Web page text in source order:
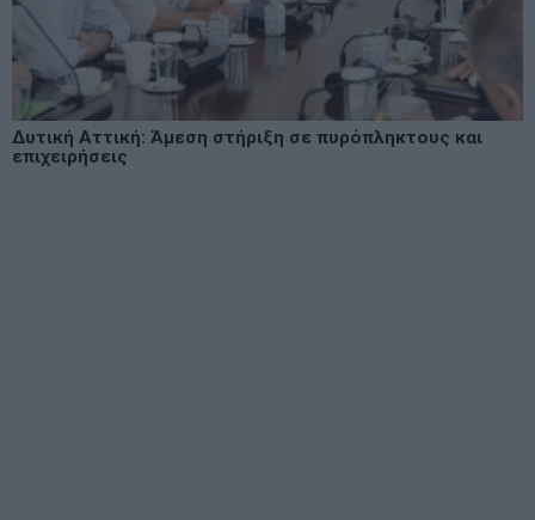
Δυτική Αττική: Άμεση στήριξη σε πυρόπληκτους και
επιχειρήσεις